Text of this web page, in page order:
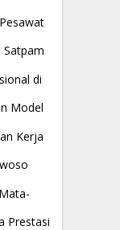
Satpam
di
Model
Kerja
Prestasi